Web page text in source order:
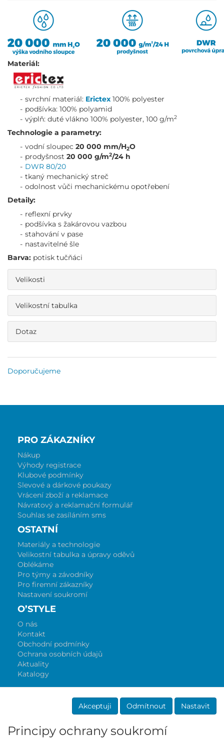
Materiál:
svrchní materiál: Erictex 100% polyester
podšívka: 100% polyamid
výplň: duté vlákno 100% polyester, 100 g/m2
Technologie a parametry:
vodní sloupec 20 000 mm/H2O
prodyšnost 20 000 g/m2/24 h
DWR 80/20
tkaný mechanický streč
odolnost vůči mechanickému opotřebení
Detaily:
reflexní prvky
podšívka s žakárovou vazbou
stahování v pase
nastavitelné šle
Barva: potisk tučňáci
Velikosti
Velikostní tabulka
Dotaz
Doporučujeme
PRO ZÁKAZNÍKY
Nákup
Výhody registrace
Klubové podmínky
Slevové a dárkové poukazy
Vrácení zboží a reklamace
Návratový a reklamační formulář
Souhlas se zasíláním sms
OSTATNÍ
Materiály a technologie
Velikostní tabulka a úpravy oděvů
Oblékáme
Pro týmy a závodníky
Pro firemní zákazníky
Nastavení soukromí
O’STYLE
O nás
Kontakt
Obchodní podmínky
Ochrana osobních údajů
Aktuality
Katalogy
Akceptuji Odmítnout Nastavit
Principy ochrany soukromí